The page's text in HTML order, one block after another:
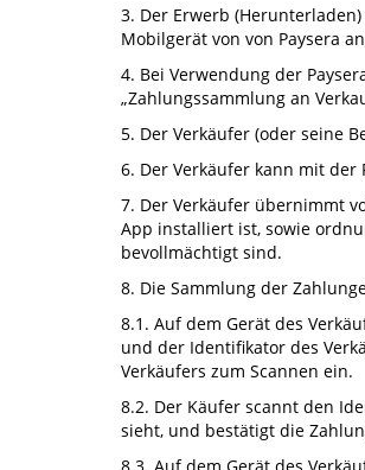
3. Der Erwerb
Mobilgerät von von Paysera
4. Bei Verwendung der
„Zahlungssammlung an
5. Der Verkäufer (oder seine
6. Der Verkäufer kann mit
7. Der Verkäufer übernimmt
App installiert ist, sowie
bevollmächtigt sind.
8. Die Sammlung der
8.1. Auf dem Gerät des
und der Identifikator des
Verkäufers zum Scannen ein.
8.2. Der Käufer scannt den
sieht, und bestätigt die